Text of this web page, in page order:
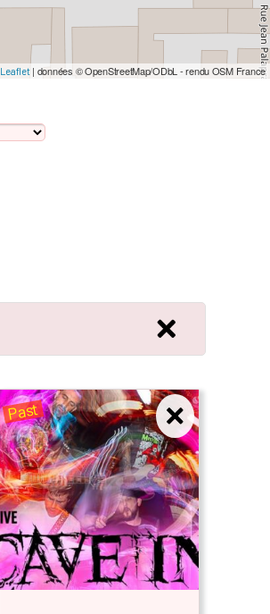
Leaflet| données © OpenStreetMap/ODbL - rendu OSM France
Past